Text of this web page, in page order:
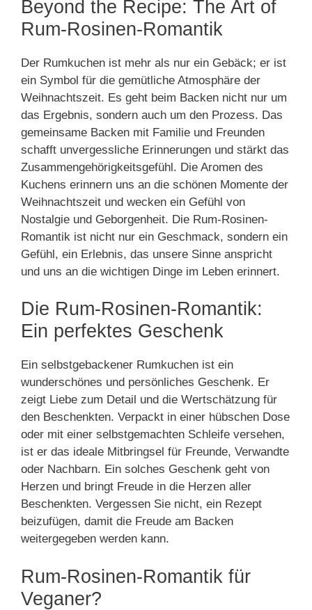
Beyond the Recipe: The Art of
Rum-Rosinen-Romantik
Der Rumkuchen ist mehr als nur ein Gebäck; er ist
ein Symbol für die gemütliche Atmosphäre der
Weihnachtszeit. Es geht beim Backen nicht nur um
das Ergebnis, sondern auch um den Prozess. Das
gemeinsame Backen mit Familie und Freunden
schafft unvergessliche Erinnerungen und stärkt das
Zusammengehörigkeitsgefühl. Die Aromen des
Kuchens erinnern uns an die schönen Momente der
Weihnachtszeit und wecken ein Gefühl von
Nostalgie und Geborgenheit. Die Rum-Rosinen-
Romantik ist nicht nur ein Geschmack, sondern ein
Gefühl, ein Erlebnis, das unsere Sinne anspricht
und uns an die wichtigen Dinge im Leben erinnert.
Die Rum-Rosinen-Romantik:
Ein perfektes Geschenk
Ein selbstgebackener Rumkuchen ist ein
wunderschönes und persönliches Geschenk. Er
zeigt Liebe zum Detail und die Wertschätzung für
den Beschenkten. Verpackt in einer hübschen Dose
oder mit einer selbstgemachten Schleife versehen,
ist er das ideale Mitbringsel für Freunde, Verwandte
oder Nachbarn. Ein solches Geschenk geht von
Herzen und bringt Freude in die Herzen aller
Beschenkten. Vergessen Sie nicht, ein Rezept
beizufügen, damit die Freude am Backen
weitergegeben werden kann.
Rum-Rosinen-Romantik für
Veganer?